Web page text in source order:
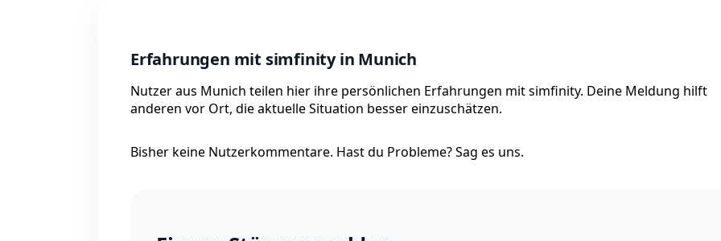
Erfahrungen mit simfinity in Munich
Nutzer aus Munich teilen hier ihre persönlichen Erfahrungen mit simfinity. Deine Meldung hilft
anderen vor Ort, die aktuelle Situation besser einzuschätzen.
Bisher keine Nutzerkommentare. Hast du Probleme? Sag es uns.